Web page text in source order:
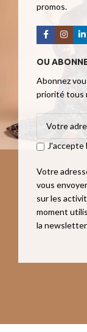
promos.
OU
Abonnez
priorité tous
J'accepte
Votre
vous
sur les
moment
la